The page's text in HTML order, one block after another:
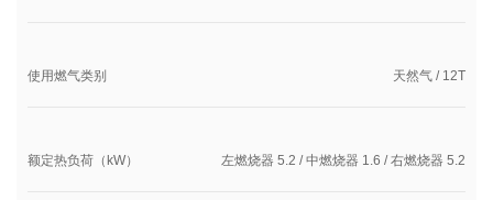
使用燃气类别 天然气 / 12T
额定热负荷（kW） 左燃烧器 5.2 / 中燃烧器 1.6 / 右燃烧器 5.2